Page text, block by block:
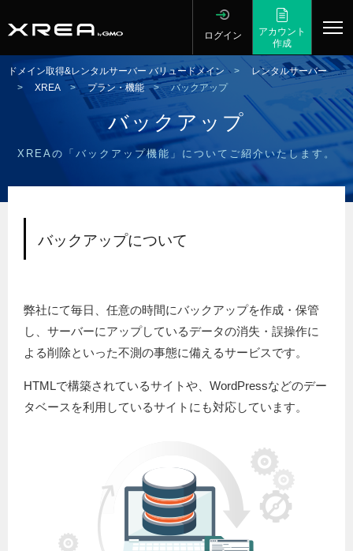
ログイン
アカウント
作成
ドメイン取得&レンタルサーバー バリュードメイン > レンタルサーバー
> XREA > プラン・機能>バックアップ
バックアップ
XREAの「バックアップ機能」についてご紹介いたします。
バックアップについて
弊社にて毎日、任意の時間にバックアップを作成・保管
し、サーバーにアップしているデータの消失・誤操作に
よる削除といった不測の事態に備えるサービスです。
HTMLで構築されているサイトや、WordPressなどのデー
タベースを利用しているサイトにも対応しています。